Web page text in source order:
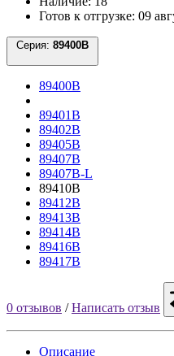
Готов к отгрузке: 09
Серия:
89400B
89401B
89402B
89405B
89407B
89407B-L
89410B
89412B
89413B
89414B
89416B
89417B
0 отзывов /Написать отзыв
Описание